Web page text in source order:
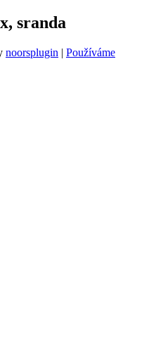
sranda
noorsplugin | Používáme